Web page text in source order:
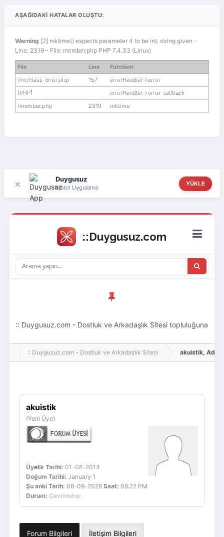
AŞAĞIDAKI HATALAR OLUŞTU:
Warning [2] mktime() expects parameter 4 to be int, string given -
Line: 2319 - File: member.php PHP 7.4.33 (Linux)
File Line
Function
/inc/class_error.php
157
errorHandler->error
[PHP]
errorHandler->error_callback
/member.php
2319 mktime
× Duygusuz
Mobil Uygulama
YÜKLE
:: Duygusuz.com - Dostluk ve Arkadaşlık Sitesi topluluğuna
hoş geldin ziyaretçi! Aramıza katılmak istersen kayıt
:: Duygusuz.com - Dostluk ve Arkadaşlık Sitesi akuistik, Adlı
akuistik
(Yeni Üye)
Üyelik Tarihi: 01-08-2014
Doğum Tarihi: January 1
Şu anki Tarih: 08-09-2026 Saat: 06:22 PM
Durum: Çevrimdışı
Forum Bilgileri İletişim Bilgileri